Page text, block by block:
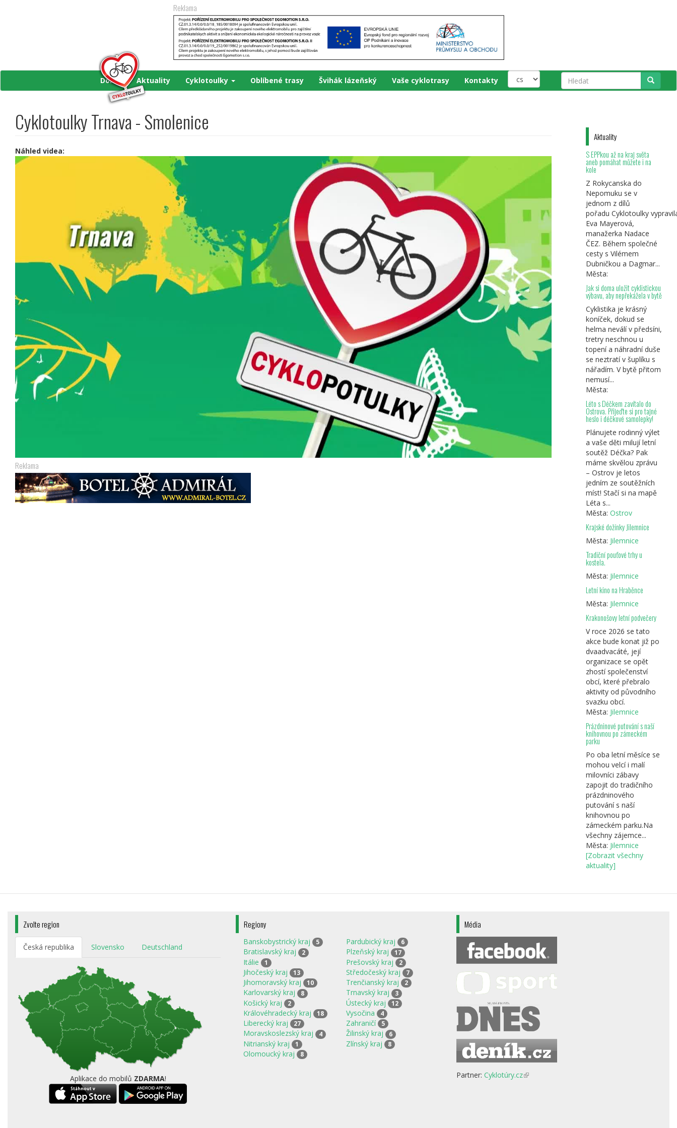
Reklama
Domů Aktuality Cyklotoulky Oblíbené trasy Švihák lázeňský Vaše cyklotrasy
Kontakty
Hledat
Cyklotoulky Trnava - Smolenice
Náhled videa:
Reklama
Aktuality
S EPPkou až na kraj světa
aneb pomáhat můžete i na
kole
Z Rokycanska do
Nepomuku se v
jednom z dílů
pořadu Cyklotoulky
Eva Mayerová,
manažerka Nadace
ČEZ. Během společné
cesty s Vilémem
Dubničkou a Dagmar...
Města:
Jak si doma uložit cyklistickou
výbavu, aby nepřekážela v bytě
Cyklistika je krásný
koníček, dokud se
helma neválí v předsíni,
tretry neschnou u
topení a náhradní duše
se neztratí v šuplíku s
nářadím. V bytě přitom
nemusí...
Města:
Léto s Déčkem zavítalo do
Ostrova. Přijeďte si pro tajné
heslo i déčkové samolepky!
Plánujete rodinný výlet
a vaše děti milují letní
soutěž Déčka? Pak
máme skvělou zprávu
– Ostrov je letos
jedním ze soutěžních
míst! Stačí si na mapě
Léta s...
Města: Ostrov
Krajské dožínky Jilemnice
Města: Jilemnice
Tradiční pouťové trhy u
kostela.
Města: Jilemnice
Letní kino na Hraběnce
Města: Jilemnice
Krakonošovy letní podvečery
V roce 2026 se tato
akce bude konat již po
dvaadvacáté, její
organizace se opět
zhostí společenství
obcí, které přebralo
aktivity od původního
svazku obcí.
Města: Jilemnice
Prázdninové putování s naší
knihovnou po zámeckém
parku
Po oba letní měsíce se
mohou velcí i malí
milovníci zábavy
zapojit do tradičního
prázdninového
putování s naší
knihovnou po
zámeckém parku.Na
všechny zájemce...
Města: Jilemnice
[Zobrazit všechny
aktuality]
Zvolte region
Česká republika Slovensko Deutschland
Aplikace do mobilů ZDARMA!
Regiony
Banskobystrický kraj 5
Bratislavský kraj 2
Itálie 1
Jihočeský kraj 13
Jihomoravský kraj 10
Karlovarský kraj 8
Košický kraj 2
Královéhradecký kraj 18
Liberecký kraj 27
Moravskoslezský kraj 4
Nitrianský kraj 1
Olomoucký kraj 8
Pardubický kraj 6
Plzeňský kraj 17
Prešovský kraj 2
Středočeský kraj 7
Trenčianský kraj 2
Trnavský kraj 3
Ústecký kraj 12
Vysočina 4
Zahraničí 5
Žilinský kraj 6
Zlínský kraj 8
Média
Partner: Cyklotúry.cz(odkaz